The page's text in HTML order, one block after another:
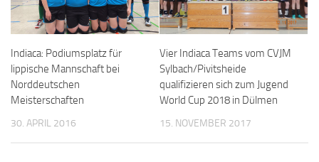
Indiaca: Podiumsplatz für
lippische Mannschaft bei
Norddeutschen
Meisterschaften
30. APRIL 2016
Vier Indiaca Teams vom CVJM
Sylbach/Pivitsheide
qualifizieren sich zum Jugend
World Cup 2018 in Dülmen
15. NOVEMBER 2017